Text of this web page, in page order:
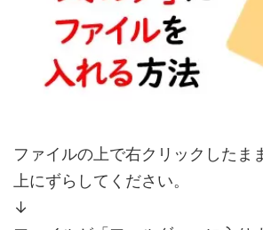
ファイルの上で右クリックしたま
上にずらしてください。
↓